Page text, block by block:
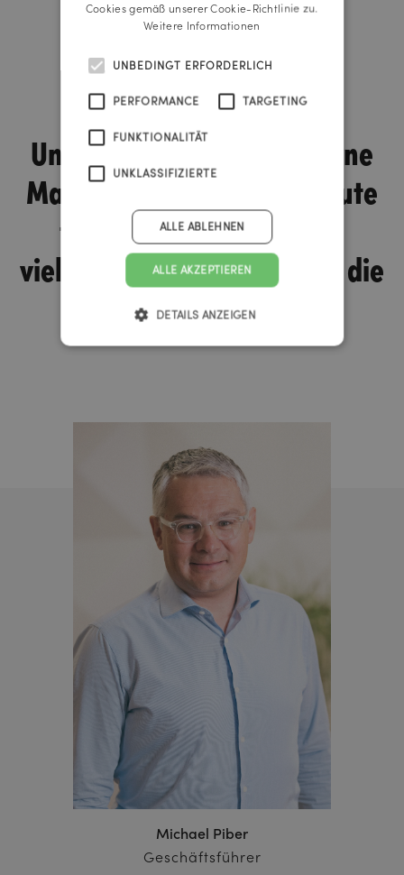
Universal zeigt, wie moderne
Markenkommunikation heute
funktioniert: emotional,
vielfältig und genau da, wo die
Zielgruppe ist.
Michael Piber
Geschäftsführer
Cookies gemäß unserer Cookie-Richtlinie zu.
Weitere Informationen
UNBEDINGT ERFORDERLICH
PERFORMANCE TARGETING
FUNKTIONALITÄT
UNKLASSIFIZIERTE
ALLE AKZEPTIEREN
ALLE ABLEHNEN
DETAILS ANZEIGEN